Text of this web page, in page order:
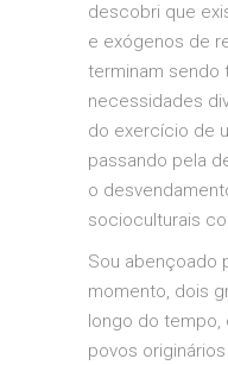
descobri que
e exógenos de
terminam sendo
necessidades
do exercício de
passando pela
o
socioculturais
Sou abençoado
momento, dois
longo do
povos